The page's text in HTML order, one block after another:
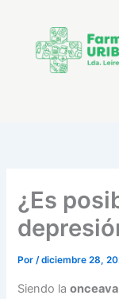
¿Es
Por/diciembre 28,
Siendo la